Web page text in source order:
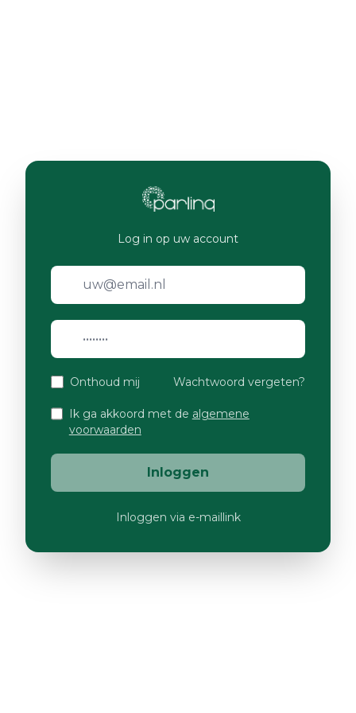
Log in op uw account
Onthoud mij Wachtwoord vergeten?
Ik ga akkoord met de algemene
voorwaarden
Inloggen
Inloggen via e-maillink